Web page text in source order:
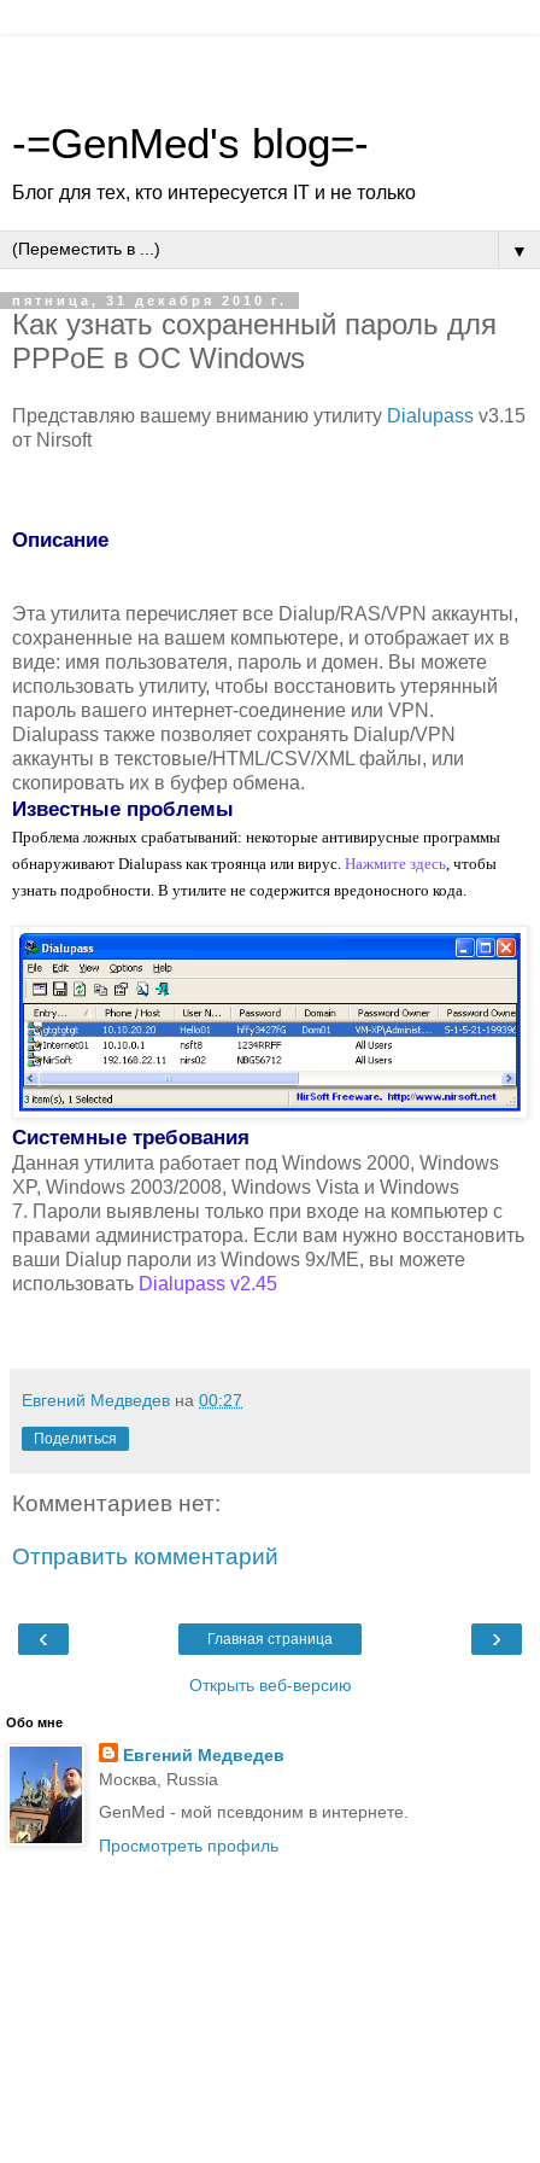
-=GenMed's blog=-
Блог для тех, кто интересуется IT и не только
▼
пятница, 31 декабря 2010 г.
Как узнать сохраненный пароль для
PPPoE в ОС Windows
Представляю вашему вниманию утилиту Dialupass v3.15
от Nirsoft
Описание
Эта утилита перечисляет все Dialup/RAS/VPN аккаунты,
сохраненные на вашем компьютере, и отображает их в
виде: имя пользователя, пароль и домен. Вы можете
использовать утилиту, чтобы восстановить утерянный
пароль вашего интернет-соединение или VPN.
Dialupass также позволяет сохранять Dialup/VPN
аккаунты в текстовые/HTML/CSV/XML файлы, или
скопировать их в буфер обмена.
Известные проблемы
Проблема ложных срабатываний: некоторые антивирусные программы
обнаруживают Dialupass как троянца или вирус. Нажмите здесь , чтобы
узнать подробности. В утилите не содержится вредоносного кода.
Системные требования
Данная утилита работает под Windows 2000, Windows
XP, Windows 2003/2008, Windows Vista и Windows
7. Пароли выявлены только при входе на компьютер с
правами администратора. Если вам нужно восстановить
ваши Dialup пароли из Windows 9x/ME, вы можете
использовать Dialupass v2.45
Евгений Медведев на 00:27
Поделиться
Комментариев нет:
Отправить комментарий
‹ ›
Главная страница
Открыть веб-версию
Обо мне
Евгений Медведев
Москва, Russia
GenMed - мой псевдоним в интернете.
Просмотреть профиль